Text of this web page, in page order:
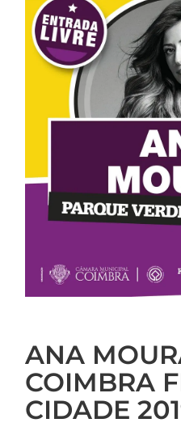
ANA
COIMBRA
CIDADE